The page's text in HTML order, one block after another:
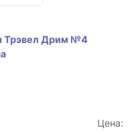
Трэвел Дрим №4
Цена: